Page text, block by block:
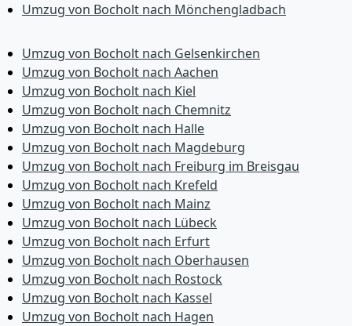
Umzug von Bocholt nach Mönchen­gladbach
Umzug von Bocholt nach Gelsenkirchen
Umzug von Bocholt nach Aachen
Umzug von Bocholt nach Kiel
Umzug von Bocholt nach Chemnitz
Umzug von Bocholt nach Halle
Umzug von Bocholt nach Magdeburg
Umzug von Bocholt nach Freiburg im Breisgau
Umzug von Bocholt nach Krefeld
Umzug von Bocholt nach Mainz
Umzug von Bocholt nach Lübeck
Umzug von Bocholt nach Erfurt
Umzug von Bocholt nach Oberhausen
Umzug von Bocholt nach Rostock
Umzug von Bocholt nach Kassel
Umzug von Bocholt nach Hagen